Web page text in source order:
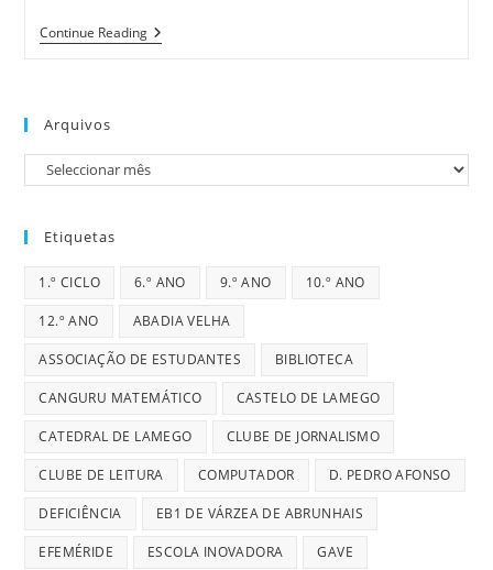
Continue ReadingDia
Mundial
Arquivos
Arquivos
Etiquetas
1.º CICLO 6.º ANO 9.º ANO 10.º ANO
12.º ANO ABADIA VELHA
ASSOCIAÇÃO DE ESTUDANTES BIBLIOTECA
CANGURU MATEMÁTICO CASTELO DE LAMEGO
CATEDRAL DE LAMEGO CLUBE DE JORNALISMO
CLUBE DE LEITURA COMPUTADOR D. PEDRO AFONSO
DEFICIÊNCIA EB1 DE VÁRZEA DE ABRUNHAIS
EFEMÉRIDE ESCOLA INOVADORA GAVE